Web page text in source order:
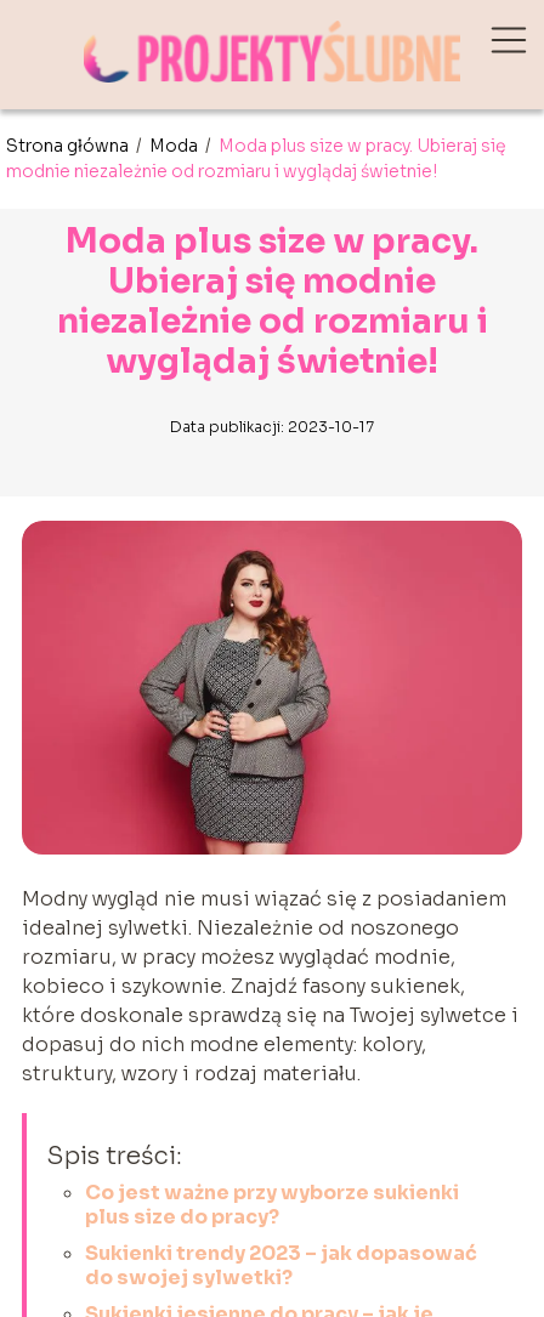
Strona główna / Moda / Moda plus size w pracy. Ubieraj się
modnie niezależnie od rozmiaru i wyglądaj świetnie!
Moda plus size w pracy.
Ubieraj się modnie
niezależnie od rozmiaru i
wyglądaj świetnie!
Data publikacji: 2023-10-17
Modny wygląd nie musi wiązać się z posiadaniem
idealnej sylwetki. Niezależnie od noszonego
rozmiaru, w pracy możesz wyglądać modnie,
kobieco i szykownie. Znajdź fasony sukienek,
które doskonale sprawdzą się na Twojej sylwetce i
dopasuj do nich modne elementy: kolory,
struktury, wzory i rodzaj materiału.
Spis treści:
Co jest ważne przy wyborze sukienki
plus size do pracy?
Sukienki trendy 2023 – jak dopasować
do swojej sylwetki?